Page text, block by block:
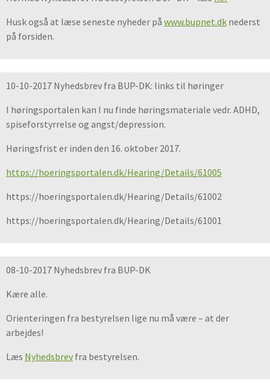
Husk også at læse seneste nyheder på www.bupnet.dk nederst
på forsiden.
10-10-2017 Nyhedsbrev fra BUP-DK: links til høringer
I høringsportalen kan I nu finde høringsmateriale vedr. ADHD,
spiseforstyrrelse og angst/depression.
Høringsfrist er inden den 16. oktober 2017.
https://hoeringsportalen.dk/Hearing/Details/61005
https://hoeringsportalen.dk/Hearing/Details/61002
https://hoeringsportalen.dk/Hearing/Details/61001
08-10-2017 Nyhedsbrev fra BUP-DK
Kære alle.
Orienteringen fra bestyrelsen lige nu må være – at der
arbejdes!
Læs Nyhedsbrev fra bestyrelsen.